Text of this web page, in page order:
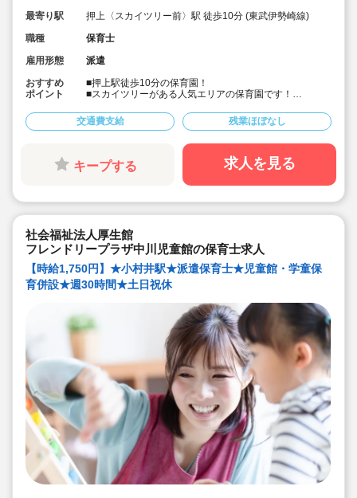
最寄り駅
押上〈スカイツリー前〉駅 徒歩10分 (東武伊勢崎線)
職種
保育士
雇用形態
派遣
おすすめ
ポイント
■押上駅徒歩10分の保育園！
■スカイツリーがある人気エリアの保育園です！
間固定♪
■時給1,750円＋交通費！
交通費支給 残業ほぼなし
キープする 求人を見る
社会福祉法人厚生館
フレンドリープラザ中川児童館の保育士求人
【時給1,750円】★小村井駅★派遣保育士★児童館・学童保
育併設★週30時間★土日祝休